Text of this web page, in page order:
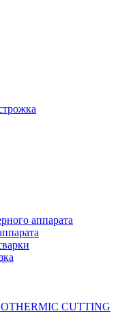
аппарата
CUTTING